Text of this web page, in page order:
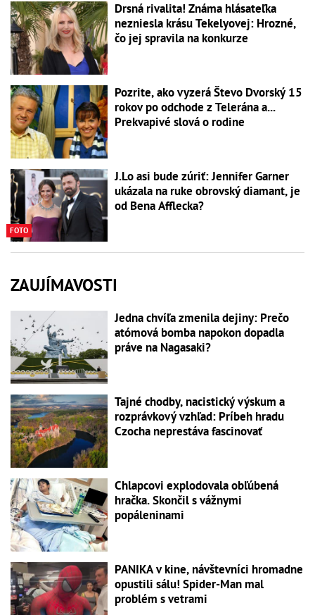
Drsná rivalita! Známa hlásateľka
nezniesla krásu Tekelyovej: Hrozné,
čo jej spravila na konkurze
Pozrite, ako vyzerá Števo Dvorský 15
rokov po odchode z Telerána a...
Prekvapivé slová o rodine
FOTO
J.Lo asi bude zúriť: Jennifer Garner
ukázala na ruke obrovský diamant, je
od Bena Afflecka?
ZAUJÍMAVOSTI
Jedna chvíľa zmenila dejiny: Prečo
atómová bomba napokon dopadla
práve na Nagasaki?
Tajné chodby, nacistický výskum a
rozprávkový vzhľad: Príbeh hradu
Czocha neprestáva fascinovať
Chlapcovi explodovala obľúbená
hračka. Skončil s vážnymi
popáleninami
PANIKA v kine, návštevníci hromadne
opustili sálu! Spider-Man mal
problém s vetrami